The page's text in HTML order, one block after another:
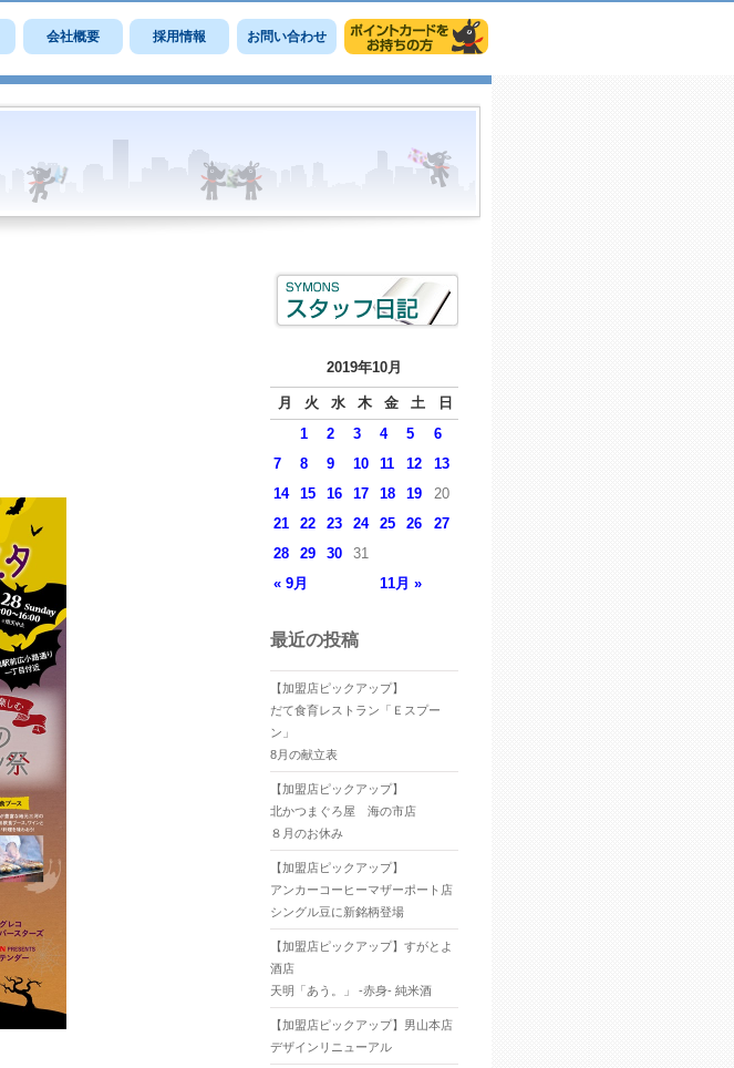
会社概要 採用情報 お問い合わせ
2019年10月
月 火 水 木 金 土 日
« 9月 11月 »
1 2 3 4 5
6
7
8 9 10 11 12
13
14
15 16 17 18 19
20
21
22 23 24 25 26
27
28
29 30 31
最近の投稿
【加盟店ピックアップ】
だて食育レストラン「Ｅスプー
ン」
8月の献立表
【加盟店ピックアップ】
北かつまぐろ屋 海の市店
８月のお休み
【加盟店ピックアップ】
アンカーコーヒーマザーポート店
シングル豆に新銘柄登場
【加盟店ピックアップ】すがとよ
酒店
天明「あう。」 -赤身- 純米酒
【加盟店ピックアップ】男山本店
デザインリニューアル